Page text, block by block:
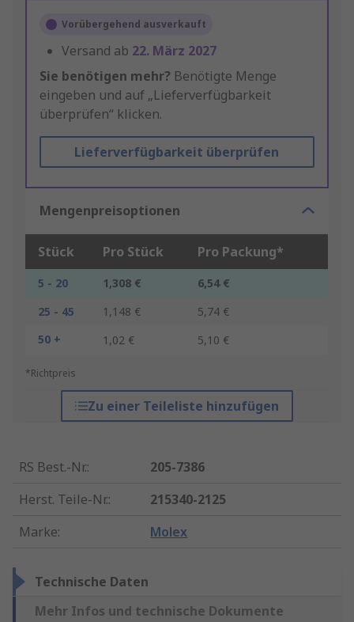
Vorübergehend ausverkauft
Versand ab 22. März 2027
Sie benötigen mehr? Benötigte Menge
eingeben und auf „Lieferverfügbarkeit
überprüfen“ klicken.
Lieferverfügbarkeit überprüfen
Mengenpreisoptionen
Stück Pro Stück Pro Packung*
5 - 20 1,308 €
6,54 €
25 - 45
1,148 €
5,74 €
50 +
1,02 € 5,10 €
*Richtpreis
Zu einer Teileliste hinzufügen
RS Best.-Nr.:
205-7386
Herst. Teile-Nr.:
215340-2125
Marke: Molex
Technische Daten
Mehr Infos und technische Dokumente